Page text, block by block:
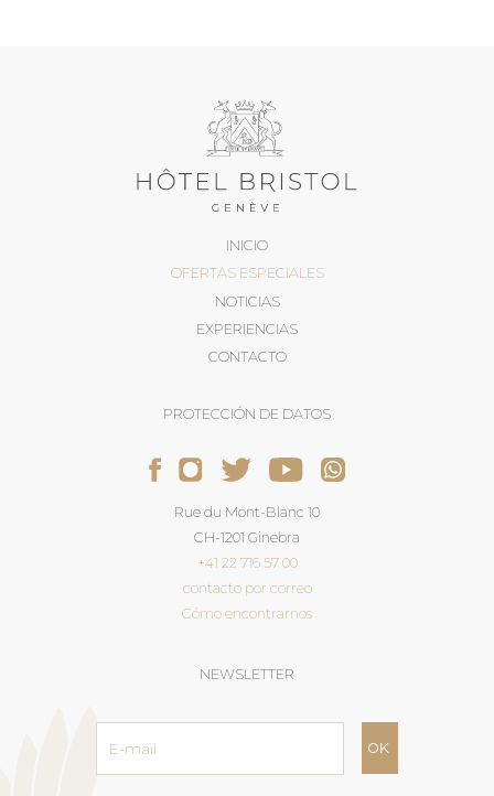
INICIO
OFERTAS ESPECIALES
NOTICIAS
EXPERIENCIAS
CONTACTO
PROTECCIÓN DE DATOS
Rue du Mont-Blanc 10
CH-1201 Ginebra
+41 22 716 57 00
contacto por correo
Cómo encontrarnos
NEWSLETTER
de
correo